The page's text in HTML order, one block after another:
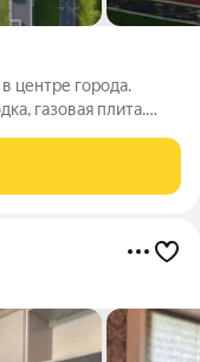
центре города.
газовая плита.
безопасные дворы